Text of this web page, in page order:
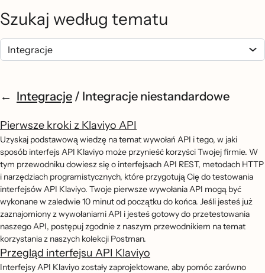
Szukaj według tematu
Integracje / Integracje niestandardowe
Pierwsze kroki z Klaviyo API
Uzyskaj podstawową wiedzę na temat wywołań API i tego, w jaki
sposób interfejs API Klaviyo może przynieść korzyści Twojej firmie. W
tym przewodniku dowiesz się o interfejsach API REST, metodach HTTP
i narzędziach programistycznych, które przygotują Cię do testowania
interfejsów API Klaviyo. Twoje pierwsze wywołania API mogą być
wykonane w zaledwie 10 minut od początku do końca. Jeśli jesteś już
zaznajomiony z wywołaniami API i jesteś gotowy do przetestowania
naszego API, postępuj zgodnie z naszym przewodnikiem na temat
korzystania z naszych kolekcji Postman.
Przegląd interfejsu API Klaviyo
Interfejsy API Klaviyo zostały zaprojektowane, aby pomóc zarówno